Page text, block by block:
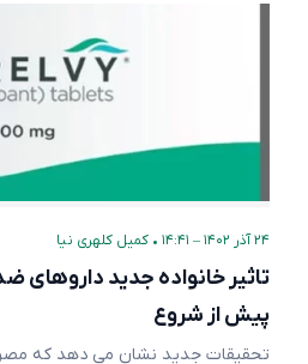
۲۴ آذر ۱۴۰۲ – ۱۴:۴۱ • کمیل کلهری نیا
تاثیر خانواده جدید داروهای
پیش از شروع
تحقیقات جدید نشان می دهد که